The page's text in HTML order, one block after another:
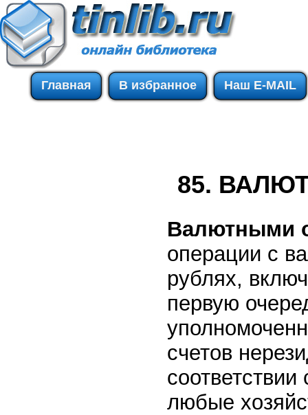
Главная В избранное Наш E-MAIL
85.
Валютными
операции с
рублях,
первую
счетов
любые